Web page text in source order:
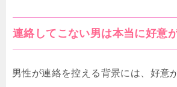
連絡してこない男は本当に好意
男性が連絡を控える背景には、好意